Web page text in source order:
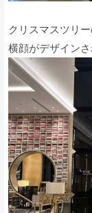
クリスマスツリ
横顔がデザインさ